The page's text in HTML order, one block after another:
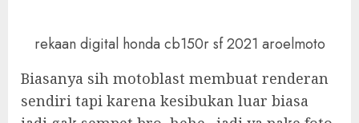
rekaan digital honda cb150r sf 2021 aroelmoto
Biasanya sih motoblast membuat renderan
sendiri tapi karena kesibukan luar biasa